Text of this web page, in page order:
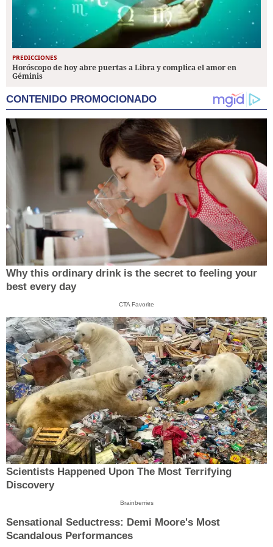
PREDICCIONES
Horóscopo de hoy abre puertas a Libra y complica el amor en
Géminis
CONTENIDO PROMOCIONADO
Why this ordinary drink is the secret to feeling your
best every day
CTA Favorite
Scientists Happened Upon The Most Terrifying
Discovery
Brainberries
Sensational Seductress: Demi Moore's Most
Scandalous Performances